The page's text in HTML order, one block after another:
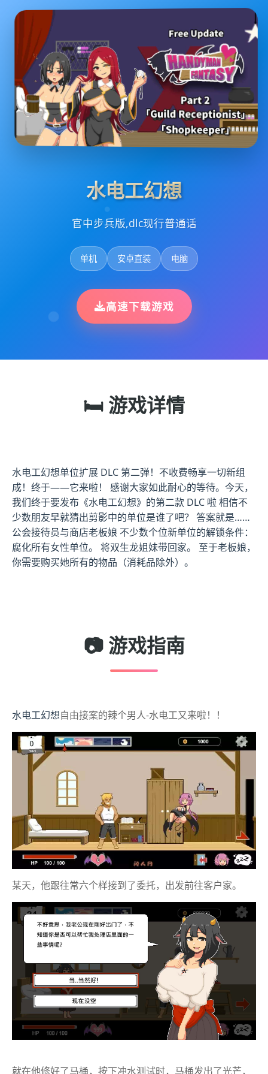
水电工幻想
官中步兵版,dlc现行普通话
单机 安卓直装 电脑
高速下载游戏
🛏️ 游戏详情
水电工幻想单位扩展 DLC 第二弹！不收费畅享一切新组
成！终于——它来啦！ 感谢大家如此耐心的等待。今天，
我们终于要发布《水电工幻想》的第二款 DLC 啦 相信不
少数朋友早就猜出剪影中的单位是谁了吧？ 答案就是……
公会接待员与商店老板娘 不少数个位新单位的解锁条件：
腐化所有女性单位。 将双生龙姐妹带回家。 至于老板娘，
你需要购买她所有的物品（消耗品除外）。
📷 游戏指南
水电工幻想自由接案的辣个男人-水电工又来啦！！
某天，他跟往常六个样接到了委托，出发前往客户家。
就在他修好了马桶，按下冲水测试时，马桶发出了光芒，